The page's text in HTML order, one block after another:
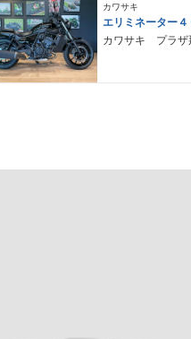
カワサキ
エリミネーター４
カワサキ プラザ